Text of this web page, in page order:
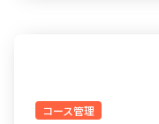
コース管理